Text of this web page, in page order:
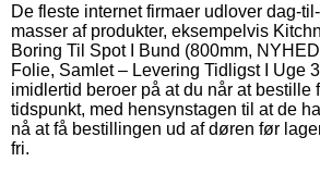
De fleste internet firmaer udlover dag-
masser af produkter, eksempelvis
Boring Til Spot I Bund (800mm,
Folie, Samlet – Levering Tidligst I Uge
imidlertid beroer på at du når at bestille
tidspunkt, med hensynstagen til at de
nå at få bestillingen ud af døren før
fri.